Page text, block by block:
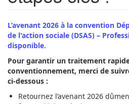
L’avenant 2026 à la convention
de l'action sociale (DSAS) –
disponible.
Pour garantir un traitement
conventionnement, merci de
ci-dessous :
Retournez l’avenant 2026